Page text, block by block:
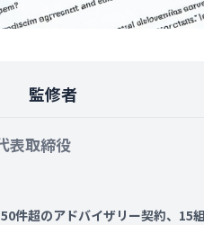
監修者
表取締役
件超のアドバイザリー契約、15